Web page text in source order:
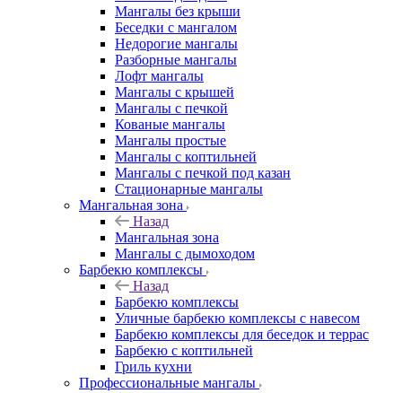
Мангалы без крыши
Беседки с мангалом
Недорогие мангалы
Разборные мангалы
Лофт мангалы
Мангалы с крышей
Мангалы с печкой
Кованые мангалы
Мангалы простые
Мангалы с коптильней
Мангалы с печкой под казан
Стационарные мангалы
Мангальная зона
Назад
Мангальная зона
Мангалы с дымоходом
Барбекю комплексы
Назад
Барбекю комплексы
Уличные барбекю комплексы с навесом
Барбекю комплексы для беседок и террас
Барбекю с коптильней
Гриль кухни
Профессиональные мангалы